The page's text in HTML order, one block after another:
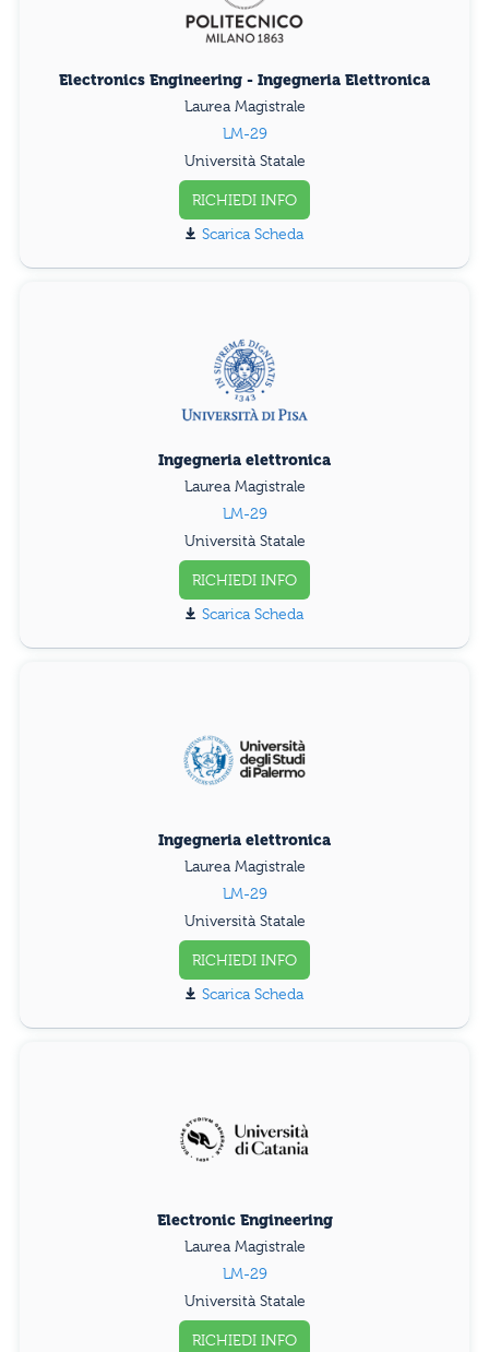
Electronics Engineering - Ingegneria Elettronica
Laurea Magistrale
LM-29
Università Statale
RICHIEDI INFO
Scarica Scheda
Ingegneria elettronica
Laurea Magistrale
LM-29
Università Statale
RICHIEDI INFO
Scarica Scheda
Ingegneria elettronica
Laurea Magistrale
LM-29
Università Statale
RICHIEDI INFO
Scarica Scheda
Electronic Engineering
Laurea Magistrale
LM-29
Università Statale
RICHIEDI INFO